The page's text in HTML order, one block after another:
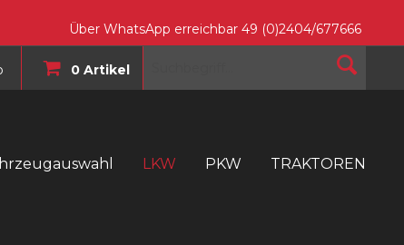
Über WhatsApp erreichbar 49 (0)2404/677666
0 Artikel
LKW PKW TRAKTOREN